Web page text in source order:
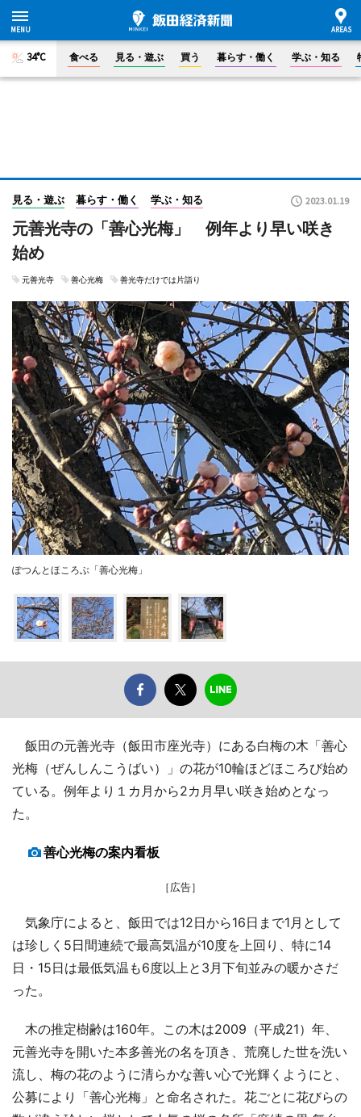
34°C 食べる 見る・遊ぶ 買う 暮らす・働く 学ぶ・知る
見る・遊ぶ 暮らす・働く 学ぶ・知る 2023.01.19
元善光寺の「善心光梅」 例年より早い咲き
始め
元善光寺 善心光梅 善光寺だけでは片詣り
ぽつんとほころぶ「善心光梅」
飯田の元善光寺（飯田市座光寺）にある白梅の木「善心
光梅（ぜんしんこうばい）」の花が10輪ほどほころび始め
ている。例年より１カ月から2カ月早い咲き始めとなっ
た。
善心光梅の案内看板
［広告］
気象庁によると、飯田では12日から16日まで1月として
は珍しく5日間連続で最高気温が10度を上回り、特に14
日・15日は最低気温も6度以上と3月下旬並みの暖かさだ
った。
木の推定樹齢は160年。この木は2009（平成21）年、
元善光寺を開いた本多善光の名を頂き、荒廃した世を洗い
流し、梅の花のように清らかな善い心で光輝くようにと、
公募により「善心光梅」と命名された。花ごとに花びらの